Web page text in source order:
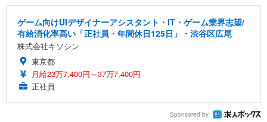
ゲーム向けUIデザイナーアシスタント・IT・ゲーム業界志望/
有給消化率高い「正社員・年間休日125日」・渋谷区広尾
株式会社キソシン
東京都
月給23万7,400円～37万7,400円
正社員
Sponsored by